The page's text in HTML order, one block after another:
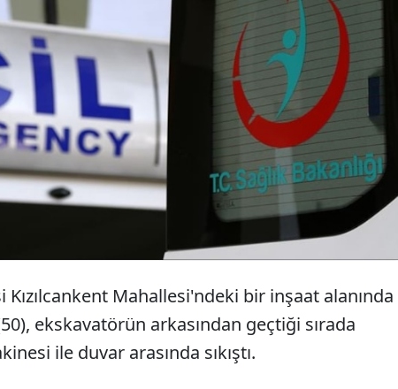
Gaziantep'te ekskavatör ile duvar arasına
sıkışan inşaat işçisi hayatını kaybetti.
Mahallesi'ndeki bir inşaat alanında
ekskavatörün arkasından geçtiği sırada
ile duvar arasında sıkıştı.